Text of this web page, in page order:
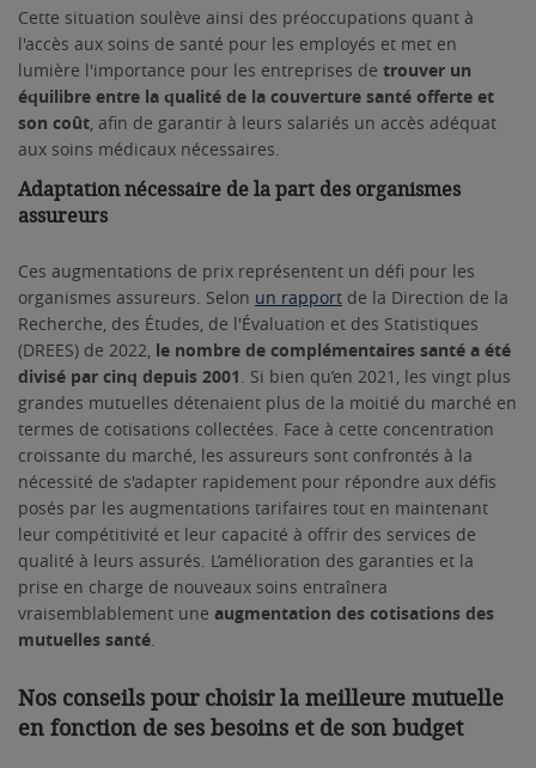
Cette situation soulève ainsi des préoccupations quant à
l'accès aux soins de santé pour les employés et met en
lumière l'importance pour les entreprises de trouver un
équilibre entre la qualité de la couverture santé offerte et
son coût , afin de garantir à leurs salariés un accès adéquat
aux soins médicaux nécessaires.
Adaptation nécessaire de la part des organismes
assureurs
Ces augmentations de prix représentent un défi pour les
organismes assureurs. Selon un rapport de la Direction de la
Recherche, des Études, de l'Évaluation et des Statistiques
(DREES) de 2022, le nombre de complémentaires santé a été
divisé par cinq depuis 2001 . Si bien qu’en 2021, les vingt plus
grandes mutuelles détenaient plus de la moitié du marché en
termes de cotisations collectées. Face à cette concentration
croissante du marché, les assureurs sont confrontés à la
nécessité de s'adapter rapidement pour répondre aux défis
posés par les augmentations tarifaires tout en maintenant
leur compétitivité et leur capacité à offrir des services de
qualité à leurs assurés. L’amélioration des garanties et la
prise en charge de nouveaux soins entraînera
vraisemblablement une augmentation des cotisations des
mutuelles santé
Nos conseils pour choisir la meilleure mutuelle
en fonction de ses besoins et de son budget